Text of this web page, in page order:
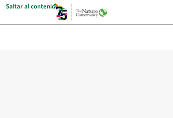
Saltar al contenido